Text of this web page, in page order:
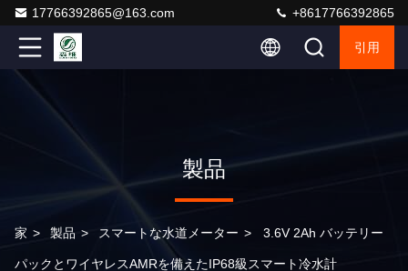
17766392865@163.com +8617766392865
引用
製品
家 > 製品 > スマートな水道メーター > 3.6V 2Ah バッテリー
パックとワイヤレスAMRを備えたIP68級スマート冷水計